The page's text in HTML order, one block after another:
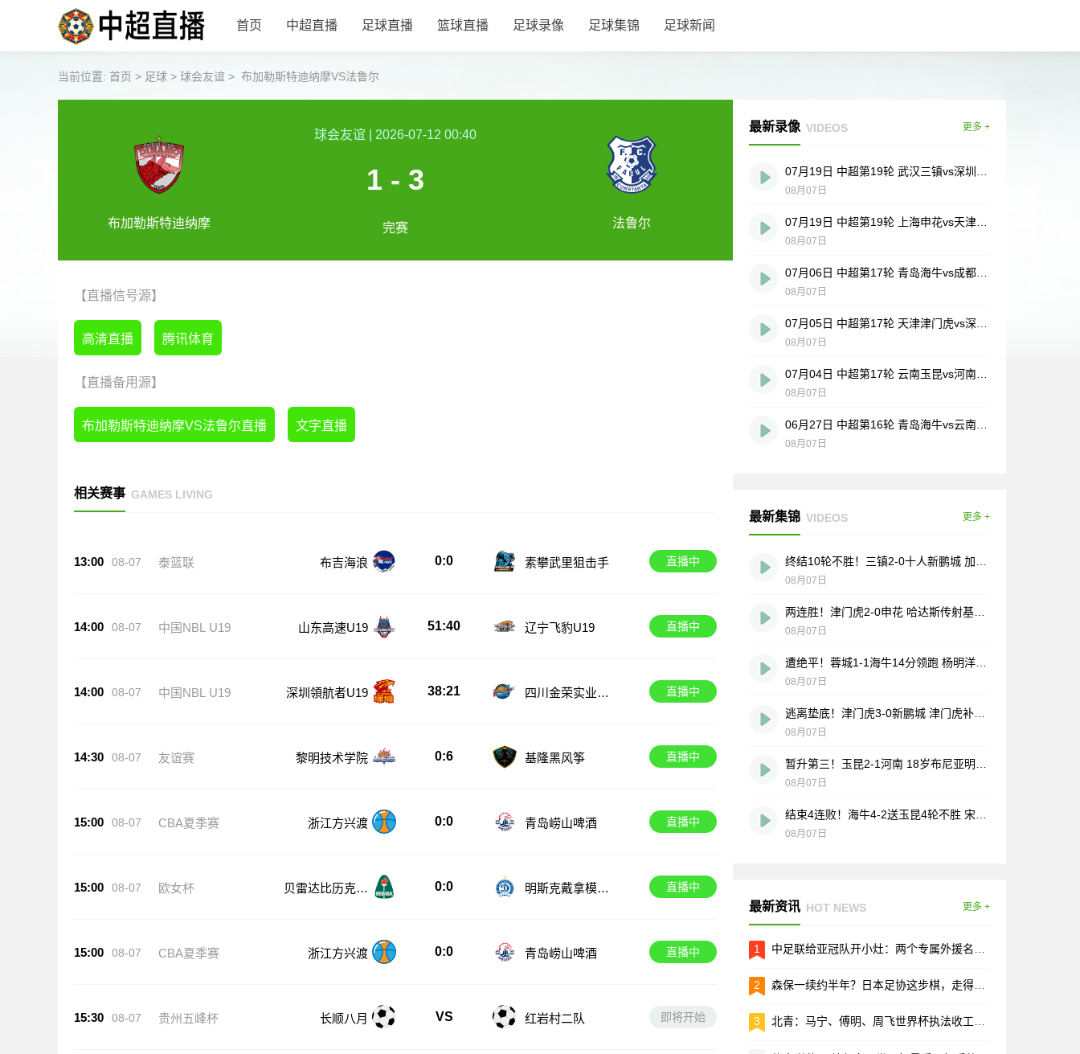
首页 中超直播 足球直播 篮球直播 足球录像 足球集锦 足球新闻
当前位置: 首页 > 足球 > 球会友谊 > 布加勒斯特迪纳摩VS法鲁尔
布加勒斯特迪纳摩
球会友谊 2026-07-12 00:40
1 - 3
完赛 法鲁尔
【直播信号源】
高清直播 腾讯体育
【直播备用源】
布加勒斯特迪纳摩VS法鲁尔直播 文字直播
相关赛事 GAMES LIVING
13:00 08-07 泰篮联 布吉海浪 0:0 素攀武里狙击手 直播中
14:00 08-07 中国NBL U19 山东高速U19 51:40 辽宁飞豹U19 直播中
14:00 08-07 中国NBL U19 深圳領航者U19 38:21
四川金荣实业U1
直播中
14:30 08-07 友谊赛 黎明技术学院 0:6 基隆黑风筝 直播中
15:00 08-07 CBA夏季赛 浙江方兴渡 0:0 青岛崂山啤酒 直播中
15:00 08-07 欧女杯
贝雷达比历克女
0:0
明斯克戴拿模女
直播中
15:00 08-07 CBA夏季赛 浙江方兴渡 0:0 青岛崂山啤酒 直播中
15:30 08-07 贵州五峰杯 长顺八月 VS 红岩村二队 即将开始
最新录像 VIDEOS 更多 +
08月07日
08月07日
08月07日
08月07日
08月07日
08月07日
最新集锦 VIDEOS 更多 +
08月07日
08月07日
08月07日
08月07日
08月07日
08月07日
最新资讯 HOT NEWS 更多 +
1 中足联给亚冠队开小灶：两个专属外援名额，只打亚冠用
2 森保一续约半年？日本足协这步棋，走得有点急
3 北青：马宁、傅明、周飞世界杯执法收工，这趟没白跑